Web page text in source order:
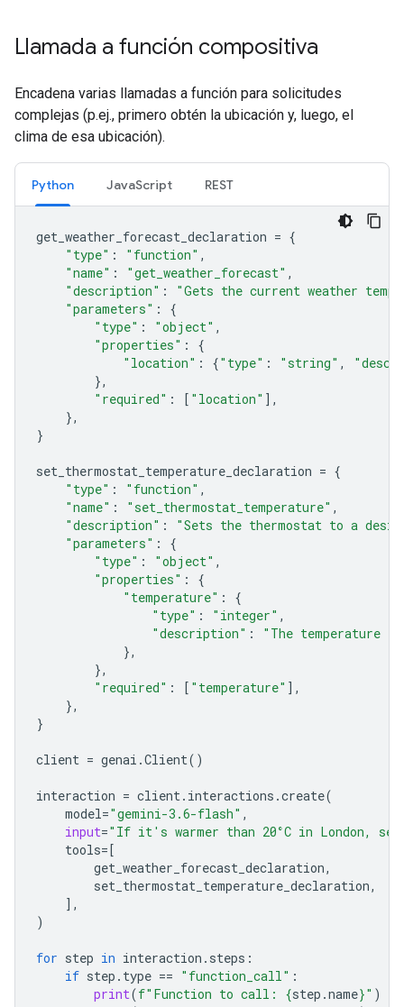
Llamada a función compositiva
Encadena varias llamadas a función para solicitudes
complejas (p.ej., primero obtén la ubicación y, luego, el
clima de esa ubicación).
Python JavaScript REST
get_weather_forecast_declaration = {
"type" : "function" ,
"name" : "get_weather_forecast" ,
"description" :
"Gets the current weather
"parameters" :
{
"type" : "object" ,
"properties" :
{
"location" : {"type" : "string" ,
},
"required" : [ "location" ],
},
}
set_thermostat_temperature_declaration = {
"type" : "function" ,
"name" : "set_thermostat_temperature" ,
"description" :
"Sets the thermostat to a
"parameters" :
{
"type" : "object" ,
"properties" :
{
"temperature" :
{
"type" : "integer" ,
"description" :
"The temperature
},
},
"required" : [ "temperature" ],
},
}
client = genai .Client()
interaction = client. interactions .create(
model="gemini-3.6-flash" ,
input="If it's warmer than 20°C in London,
tools= [
get_weather_forecast_declaration,
set_thermostat_temperature_declaration,
],
)
for step in interaction . steps :
if step . type == "function_call" :
print(f"Function to call: {step .name}" )